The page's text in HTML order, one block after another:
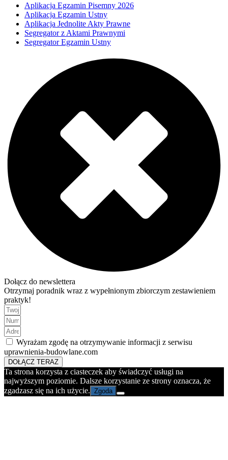
Aplikacja Egzamin Pisemny 2026
Aplikacja Egzamin Ustny
Aplikacja Jednolite Akty Prawne
Segregator z Aktami Prawnymi
Segregator Egzamin Ustny
Dołącz do newslettera
Otrzymaj poradnik wraz z wypełnionym zbiorczym zestawieniem
praktyk!
Wyrażam zgodę na otrzymywanie informacji z serwisu
uprawnienia-budowlane.com
DOŁĄCZ TERAZ
Ta strona korzysta z ciasteczek aby świadczyć usługi na
najwyższym poziomie. Dalsze korzystanie ze strony oznacza, że
zgadzasz się na ich użycie. Zgoda